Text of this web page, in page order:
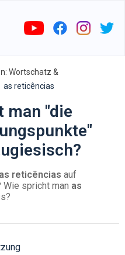
Wortschatz &
as reticências
man "die
as reticências auf
spricht man as